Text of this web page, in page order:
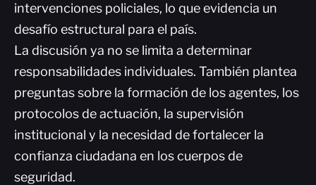
intervenciones policiales, lo que evidencia un
desafío estructural para el país.
La discusión ya no se limita a determinar
responsabilidades individuales. También plantea
preguntas sobre la formación de los agentes, los
protocolos de actuación, la supervisión
institucional y la necesidad de fortalecer la
confianza ciudadana en los cuerpos de
seguridad.